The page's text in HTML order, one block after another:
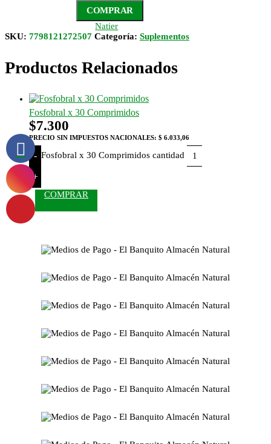
COMPRAR
Natier
SKU: 7798121272507 Categoría: Suplementos
Productos Relacionados
Fosfobral x 30 Comprimidos
$7.300
PRECIO SIN IMPUESTOS NACIONALES: $ 6.033,06
- Fosfobral x 30 Comprimidos cantidad
+
COMPRAR